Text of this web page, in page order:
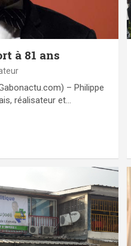
à 81 ans
– Philippe
réalisateur et…